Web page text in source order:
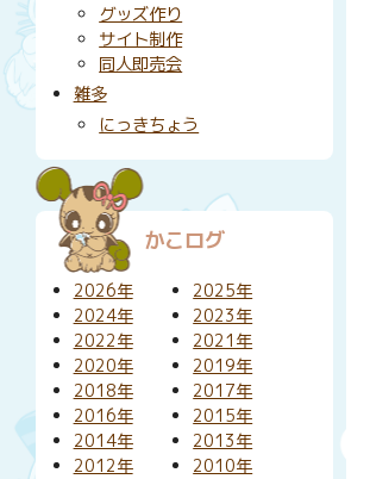
グッズ作り
サイト制作
同人即売会
雑多
にっきちょう
かこログ
2026年
2025年
2024年
2023年
2022年
2021年
2020年
2019年
2018年
2017年
2016年
2015年
2014年
2013年
2012年
2010年